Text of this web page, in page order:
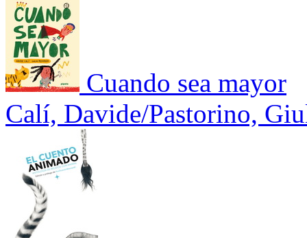
Cuando sea mayor
Calí, Davide/Pastorino,